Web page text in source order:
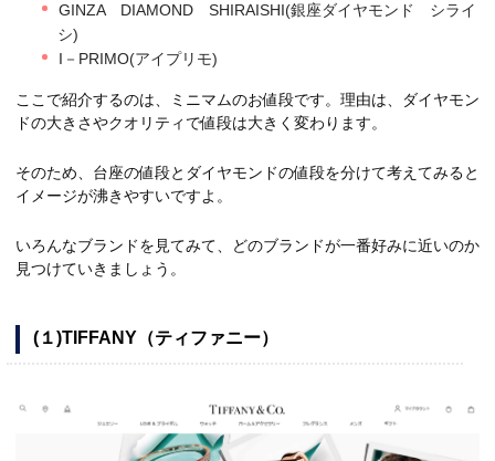
GINZA DIAMOND SHIRAISHI(銀座ダイヤモンド シライ
シ)
I－PRIMO(アイプリモ)
ここで紹介するのは、ミニマムのお値段です。理由は、ダイヤモン
ドの大きさやクオリティで値段は大きく変わります。
そのため、台座の値段とダイヤモンドの値段を分けて考えてみると
イメージが沸きやすいですよ。
いろんなブランドを見てみて、どのブランドが一番好みに近いのか
見つけていきましょう。
(１)TIFFANY（ティファニー）